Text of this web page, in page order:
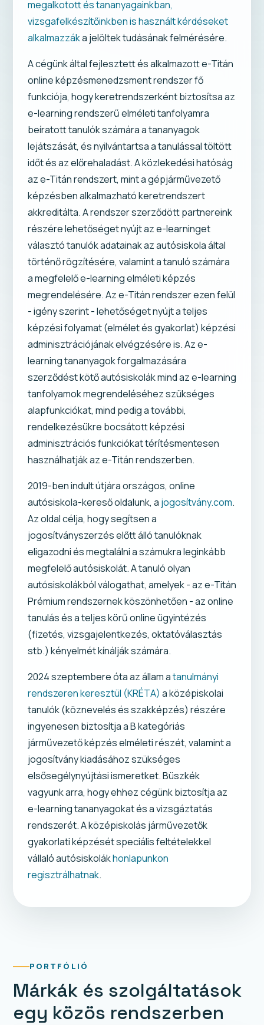
megalkotott és tananyagainkban,
vizsgafelkészítőinkben is használt kérdéseket
alkalmazzáka jelöltek tudásának felmérésére.
A cégünk által fejlesztett és alkalmazott e-Titán
online képzésmenedzsment rendszer fő
funkciója, hogy keretrendszerként biztosítsa az
e-learning rendszerű elméleti tanfolyamra
beíratott tanulók számára a tananyagok
lejátszását, és nyilvántartsa a tanulással töltött
időt és az előrehaladást. A közlekedési hatóság
az e-Titán rendszert, mint a gépjárművezető
képzésben alkalmazható keretrendszert
akkreditálta. A rendszer szerződött partnereink
részére lehetőséget nyújt az e-learninget
választó tanulók adatainak az autósiskola által
történő rögzítésére, valamint a tanuló számára
a megfelelő e-learning elméleti képzés
megrendelésére. Az e-Titán rendszer ezen felül
- igény szerint - lehetőséget nyújt a teljes
képzési folyamat (elmélet és gyakorlat) képzési
adminisztrációjának elvégzésére is. Az e-
learning tananyagok forgalmazására
szerződést kötő autósiskolák mind az e-learning
tanfolyamok megrendeléséhez szükséges
alapfunkciókat, mind pedig a további,
rendelkezésükre bocsátott képzési
adminisztrációs funkciókat térítésmentesen
használhatják az e-Titán rendszerben.
2019-ben indult útjára országos, online
autósiskola-kereső oldalunk, a jogosítvány.com.
Az oldal célja, hogy segítsen a
jogosítványszerzés előtt álló tanulóknak
eligazodni és megtalálni a számukra leginkább
megfelelő autósiskolát. A tanuló olyan
autósiskolákból válogathat, amelyek - az e-Titán
Prémium rendszernek köszönhetően - az online
tanulás és a teljes körű online ügyintézés
(fizetés, vizsgajelentkezés, oktatóválasztás
stb.) kényelmét kínálják számára.
2024 szeptembere óta az állam atanulmányi
rendszeren keresztül (KRÉTA) a középiskolai
tanulók (köznevelés és szakképzés) részére
ingyenesen biztosítja a B kategóriás
járművezető képzés elméleti részét, valamint a
jogosítvány kiadásához szükséges
elsősegélynyújtási ismeretket. Büszkék
vagyunk arra, hogy ehhez cégünk biztosítja az
e-learning tananyagokat és a vizsgáztatás
rendszerét. A középiskolás járművezetők
gyakorlati képzését speciális feltételekkel
vállaló autósiskolákhonlapunkon
regisztrálhatnak.
PORTFÓLIÓ
Márkák és szolgáltatások
egy közös rendszerben